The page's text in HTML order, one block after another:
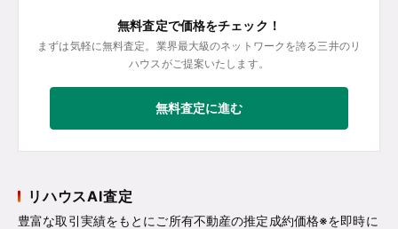
無料査定で価格をチェック！
まずは気軽に無料査定。業界最大級のネットワークを誇る三井のリ
ハウスがご提案いたします。
無料査定に進む
リハウスAI査定
豊富な取引実績をもとにご所有不動産の推定成約価格※を即時に